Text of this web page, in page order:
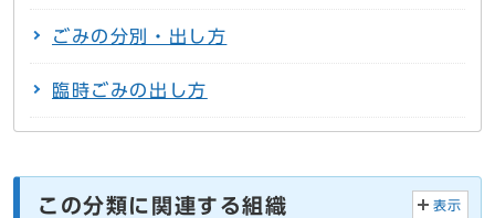
ごみの分別・出し方
臨時ごみの出し方
この分類に関連する組織 表示